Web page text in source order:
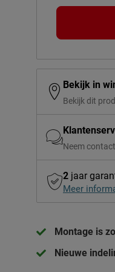
Bekijk in
Bekijk dit
Neem
2 jaar
Meer
Montage is
Nieuwe